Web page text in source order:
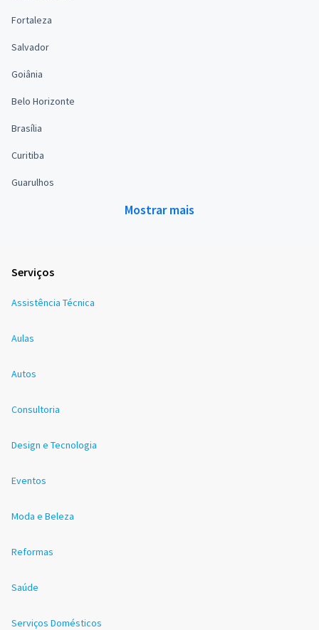
Fortaleza
Salvador
Goiânia
Belo Horizonte
Brasília
Curitiba
Guarulhos
Mostrar mais
Serviços
Assistência Técnica
Aulas
Autos
Consultoria
Design e Tecnologia
Eventos
Moda e Beleza
Reformas
Saúde
Serviços Domésticos